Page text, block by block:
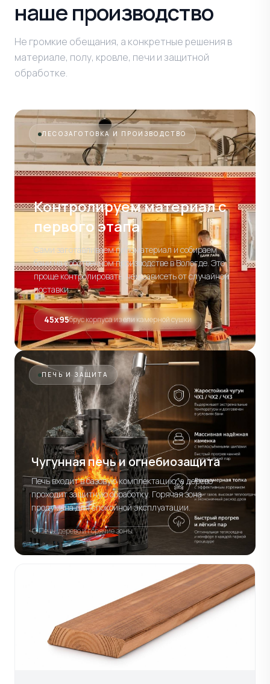
наше производство
Не громкие обещания, а конкретные решения в
материале, полу, кровле, печи и защитной
обработке.
ЛЕСОЗАГОТОВКА И ПРОИЗВОДСТВО
Контролируем материалс
первого этапа
Сами заготавливаем пиломатериал и собираем
бани на собственном производстве в Вологде. Это
проще контролировать, чем зависеть от случайной
поставки.
45х95брус корпуса из ели камерной сушки
ПЕЧЬ И ЗАЩИТА
Чугунная печь и огнебиозащита
Печь входит в базовую комплектацию, а дерево
проходит защитную обработку. Горячая зона
продумана для спокойной эксплуатации.
Печь, дерево и горячие зоны